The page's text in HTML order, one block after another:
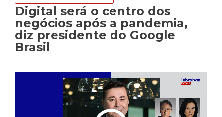
Digital será o centro dos
negócios após a pandemia,
diz presidente do Google
Brasil